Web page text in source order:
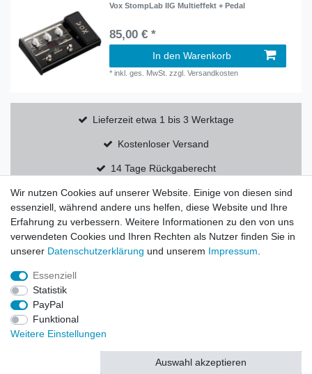
Vox StompLab IIG Multieffekt + Pedal
85,00 € *
In den Warenkorb
*inkl. ges. MwSt. zzgl.Versandkosten
Lieferzeit etwa 1 bis 3 Werktage
Kostenloser Versand
14 Tage Rückgaberecht
Widerrufs­recht Widerrufs­formular Impressum
© Copyright 2026 | Alle Rechte vorbehalten.
Wir nutzen Cookies auf unserer Website. Einige von diesen sind
essenziell, während andere uns helfen, diese Website und Ihre
Erfahrung zu verbessern. Weitere Informationen zu den von uns
verwendeten Cookies und Ihren Rechten als Nutzer finden Sie in
unserer Daten­schutz­erklärung und unserem Impressum
Essenziell
Statistik
PayPal
Funktional
Weitere Einstellungen
Alle akzeptieren
Auswahl akzeptieren